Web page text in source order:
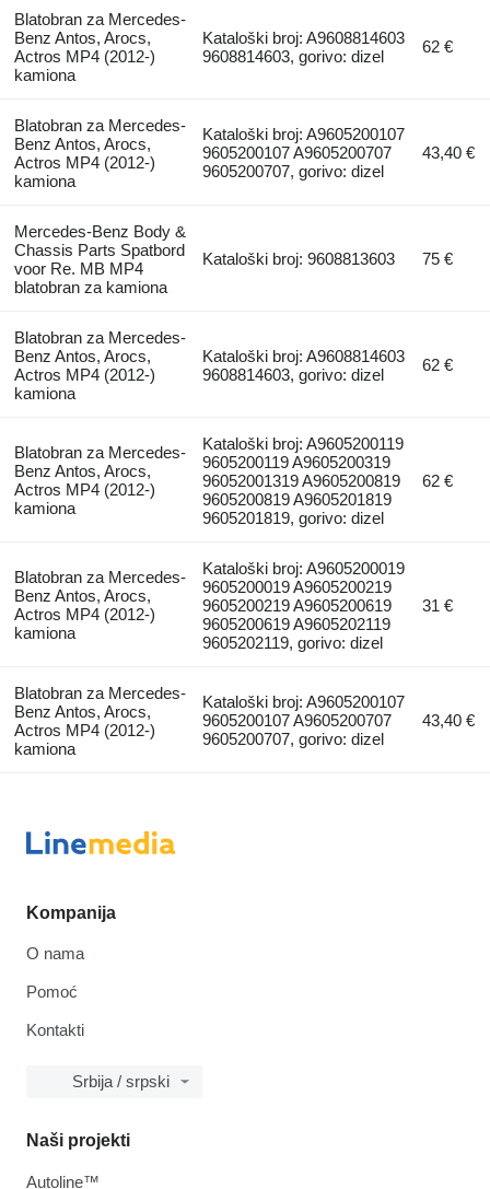
Blatobran za Mercedes-
Benz Antos, Arocs,
Actros MP4 (2012-)
kamiona
Kataloški broj: A9608814603
9608814603, gorivo: dizel
62 €
Blatobran za Mercedes-
Benz Antos, Arocs,
Actros MP4 (2012-)
kamiona
Kataloški broj: A9605200107
9605200107 A9605200707
9605200707, gorivo: dizel
43,40 €
Mercedes-Benz Body &
Chassis Parts Spatbord
voor Re. MB MP4
blatobran za kamiona
Kataloški broj: 9608813603 75 €
Blatobran za Mercedes-
Benz Antos, Arocs,
Actros MP4 (2012-)
kamiona
Kataloški broj: A9608814603
9608814603, gorivo: dizel
62 €
Blatobran za Mercedes-
Benz Antos, Arocs,
Actros MP4 (2012-)
kamiona
Kataloški broj: A9605200119
9605200119 A9605200319
96052001319 A9605200819
9605200819 A9605201819
9605201819, gorivo: dizel
62 €
Blatobran za Mercedes-
Benz Antos, Arocs,
Actros MP4 (2012-)
kamiona
Kataloški broj: A9605200019
9605200019 A9605200219
9605200219 A9605200619
9605200619 A9605202119
9605202119, gorivo: dizel
31 €
Blatobran za Mercedes-
Benz Antos, Arocs,
Actros MP4 (2012-)
kamiona
Kataloški broj: A9605200107
9605200107 A9605200707
9605200707, gorivo: dizel
43,40 €
Kompanija
O nama
Pomoć
Kontakti
Srbija / srpski
Naši projekti
Autoline™